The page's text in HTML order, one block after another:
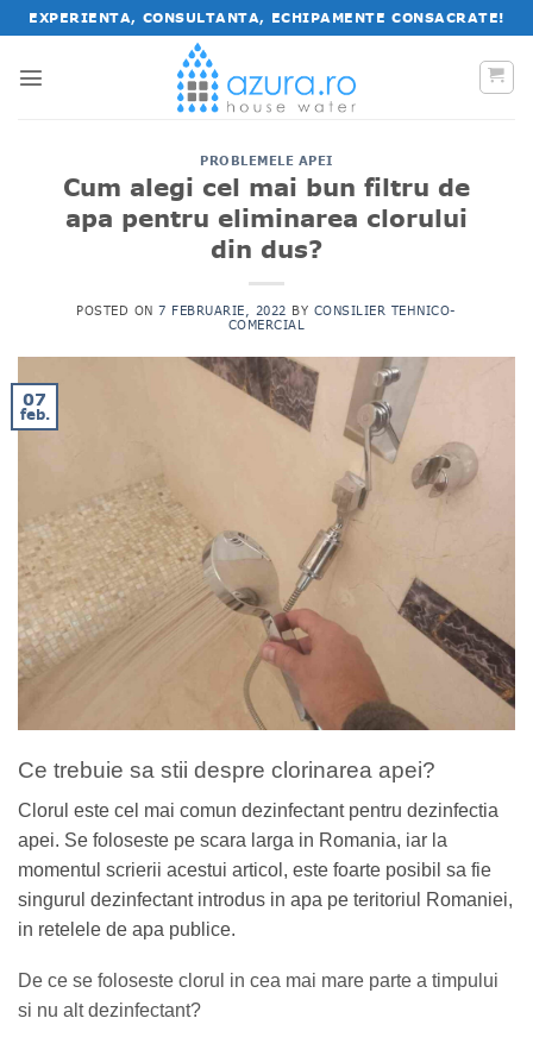
Salt
la
conținut
EXPERIENTA, CONSULTANTA, ECHIPAMENTE CONSACRATE!
PROBLEMELE APEI
Cum alegi cel mai bun filtru de
apa pentru eliminarea clorului
din dus?
POSTED ON7 FEBRUARIE, 2022 BY CONSILIER TEHNICO-
COMERCIAL
07
feb.
Ce trebuie sa stii despre clorinarea apei?
Clorul este cel mai comun dezinfectant pentru dezinfectia
apei. Se foloseste pe scara larga in Romania, iar la
momentul scrierii acestui articol, este foarte posibil sa fie
singurul dezinfectant introdus in apa pe teritoriul Romaniei,
in retelele de apa publice.
De ce se foloseste clorul in cea mai mare parte a timpului
si nu alt dezinfectant?